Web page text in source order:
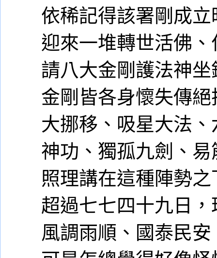
依稀記得該署剛成
迎來一堆轉世活佛
請八大金剛護法神
金剛皆各身懷失傳
大挪移、吸星大法
神功、獨孤九劍、
照理講在這種陣勢
超過七七四十九日
風調雨順、國泰民安